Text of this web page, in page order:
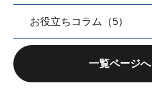
お役立ちコラム（5）
一覧ページへ